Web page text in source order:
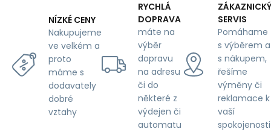
NÍZKÉ CENY
Nakupujeme
ve velkém a
proto
máme s
dodavately
dobré
vztahy
RYCHLÁ
DOPRAVA
máte na
výběr
dopravu
na adresu
či do
některé z
výdejen či
automatu
ZÁKAZNICKÝ
SERVIS
Pomáhame
s výběrem a
s nákupem,
řešíme
výměny či
reklamace k
vaší
spokojenosti